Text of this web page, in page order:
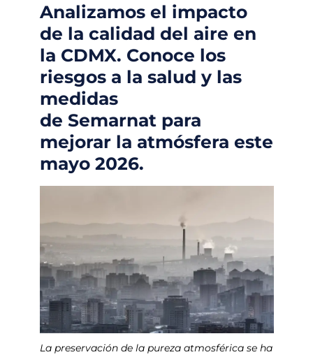
Analizamos el impacto
de la calidad del aire en
la CDMX. Conoce los
riesgos a la salud y las
medidas
de Semarnat para
mejorar la atmósfera este
mayo 2026.
La preservación de la pureza atmosférica se ha